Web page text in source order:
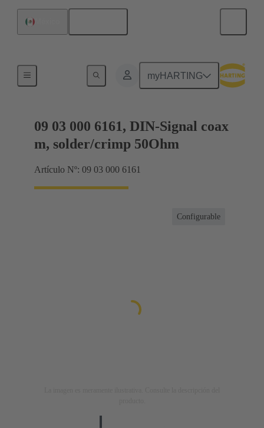
myHARTING
09 03 000 6161, DIN-Signal coax
m, solder/crimp 50Ohm
Artículo Nº: 09 03 000 6161
Configurable